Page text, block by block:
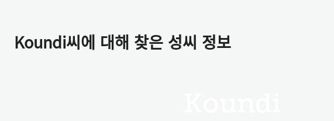
Koundi씨에 대해 찾은 성씨 정보